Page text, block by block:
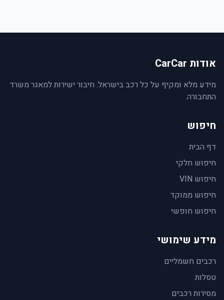
אודות CarCar
מידע מלא ומקיף על כל רכב בישראל. חיבור ישירות למאגר משרד
התחבורה.
חיפוש
דף הבית
חיפוש חלקי
חיפוש VIN
חיפוש ממוקד
חיפוש חופשי
מידע שימושי
רכבים חשמליים
טסלות
מסירות רכבים